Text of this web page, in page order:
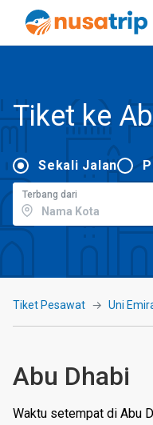
Tiket ke
Sekali Jalan
Terbang dari
Tiket Pesawat Uni
Abu Dhabi
Waktu setempat di Abu